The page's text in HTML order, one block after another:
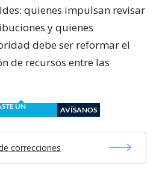
quienes impulsan revisar
y quienes
debe ser reformar el
de recursos entre las
UN
AVÍSANOS
correcciones